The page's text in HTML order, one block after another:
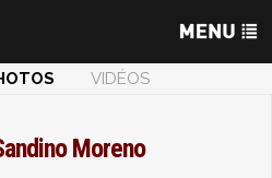
VIDÉOS
Moreno